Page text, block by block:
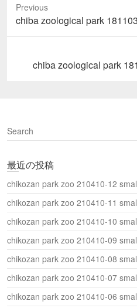
t
e
で
(
新
き
す
)
Previous
Previous
post:
chiba zoological park
Nextchiba zoological park
S
e
r
h
最近の投稿
chikozan park zoo 210410-12
chikozan park zoo 210410-11
chikozan park zoo 210410-10
chikozan park zoo 210410-09
chikozan park zoo 210410-08
chikozan park zoo 210410-07
chikozan park zoo 210410-06